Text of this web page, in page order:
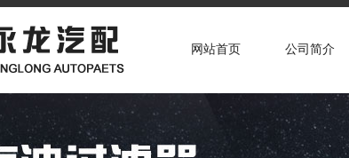
网站首页 公司简介